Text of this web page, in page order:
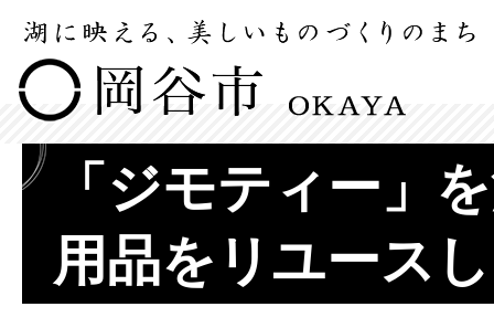
「ジモティー」
用品をリユース